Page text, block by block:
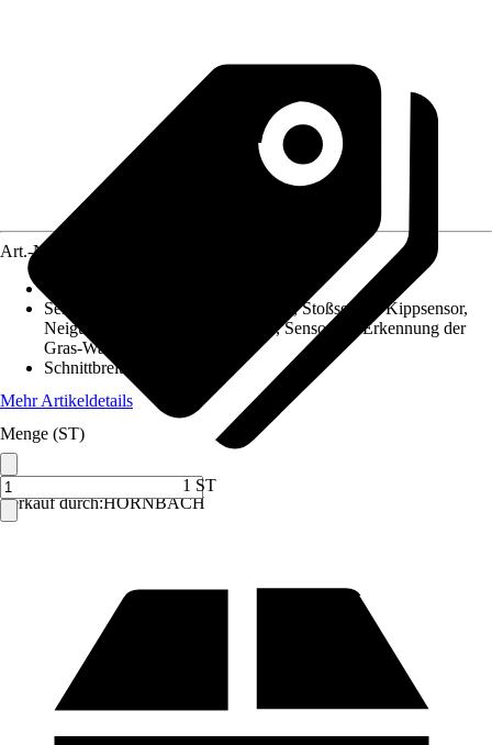
Verkauf durch:HORNBACH
Art.-Nr.
Sensoren
Hebesensor, Regensensor, Stoßsensor, Kippsensor,
Neigungssensor, Kollisionssensor, Sensor zur Erkennung der
Gras-Wachstumsrate
Schnittbreite
Mehr Artikeldetails
Menge (ST)
1 ST